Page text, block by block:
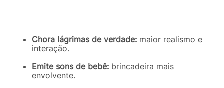
Chora lágrimas de verdade: maior realismo e
interação.
Emite sons de bebê: brincadeira mais
envolvente.